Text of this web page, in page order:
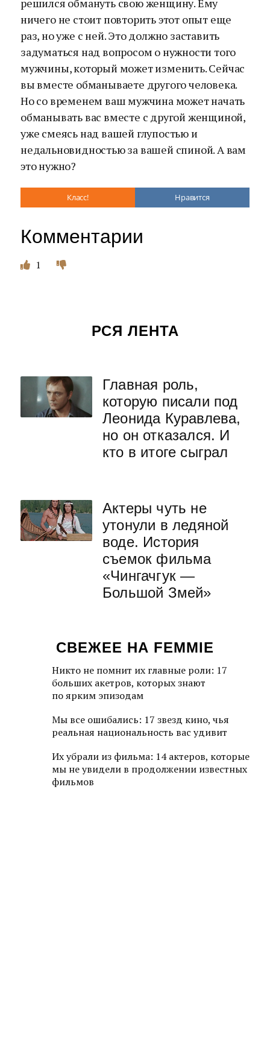
решился обмануть свою женщину. Ему
ничего не стоит повторить этот опыт еще
раз, но уже с ней. Это должно заставить
задуматься над вопросом о нужности того
мужчины, который может изменить. Сейчас
вы вместе обманываете другого человека.
Но со временем ваш мужчина может начать
обманывать вас вместе с другой женщиной,
уже смеясь над вашей глупостью и
недальновидностью за вашей спиной. А вам
это нужно?
Класс! Нравится
Комментарии
1
РСЯ ЛЕНТА
Главная роль,
которую писали под
Леонида Куравлева,
но он отказался. И
кто в итоге сыграл
Актеры чуть не
утонули в ледяной
воде. История
съемок фильма
«Чингачгук —
Большой Змей»
СВЕЖЕЕ НА FEMMIE
Никто не помнит их главные роли: 17
больших акетров, которых знают
по ярким эпизодам
Мы все ошибались: 17 звезд кино, чья
реальная национальность вас удивит
Их убрали из фильма: 14 актеров, которые
мы не увидели в продолжении известных
фильмов